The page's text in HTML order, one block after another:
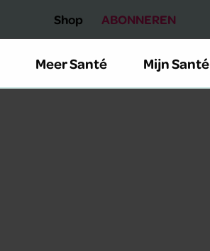
Shop ABONNEREN
Meer Santé Mijn Santé